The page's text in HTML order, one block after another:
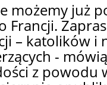
możemy już
Francji.
– katolików i
-
z powodu